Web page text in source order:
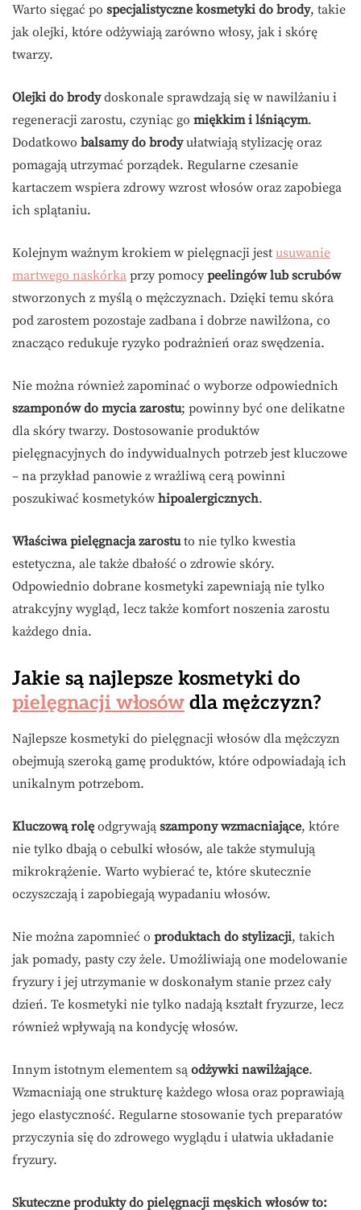
Warto sięgać po specjalistyczne kosmetyki do brody, takie
jak olejki, które odżywiają zarówno włosy, jak i skórę
twarzy.
Olejki do brodydoskonale sprawdzają się w nawilżaniu i
regeneracji zarostu, czyniąc go miękkim i lśniącym.
Dodatkowo balsamy do brodyułatwiają stylizację oraz
pomagają utrzymać porządek. Regularne czesanie
kartaczem wspiera zdrowy wzrost włosów oraz zapobiega
ich splątaniu.
Kolejnym ważnym krokiem w pielęgnacji jest usuwanie
martwego naskórka przy pomocy peelingów lub scrubów
stworzonych z myślą o mężczyznach. Dzięki temu skóra
pod zarostem pozostaje zadbana i dobrze nawilżona, co
znacząco redukuje ryzyko podrażnień oraz swędzenia.
Nie można również zapominać o wyborze odpowiednich
szamponów do mycia zarostu; powinny być one delikatne
dla skóry twarzy. Dostosowanie produktów
pielęgnacyjnych do indywidualnych potrzeb jest kluczowe
– na przykład panowie z wrażliwą cerą powinni
poszukiwać kosmetyków hipoalergicznych.
Właściwa pielęgnacja zarostuto nie tylko kwestia
estetyczna, ale także dbałość o zdrowie skóry.
Odpowiednio dobrane kosmetyki zapewniają nie tylko
atrakcyjny wygląd, lecz także komfort noszenia zarostu
każdego dnia.
Jakie są najlepsze kosmetyki do
pielęgnacji włosów dla mężczyzn?
Najlepsze kosmetyki do pielęgnacji włosów dla mężczyzn
obejmują szeroką gamę produktów, które odpowiadają ich
unikalnym potrzebom.
Kluczową rolę odgrywają szampony wzmacniające, które
nie tylko dbają o cebulki włosów, ale także stymulują
mikrokrążenie. Warto wybierać te, które skutecznie
oczyszczają i zapobiegają wypadaniu włosów.
Nie można zapomnieć o produktach do stylizacji, takich
jak pomady, pasty czy żele. Umożliwiają one modelowanie
fryzury i jej utrzymanie w doskonałym stanie przez cały
dzień. Te kosmetyki nie tylko nadają kształt fryzurze, lecz
również wpływają na kondycję włosów.
Innym istotnym elementem są odżywki nawilżające.
Wzmacniają one strukturę każdego włosa oraz poprawiają
jego elastyczność. Regularne stosowanie tych preparatów
przyczynia się do zdrowego wyglądu i ułatwia układanie
fryzury.
Skuteczne produkty do pielęgnacji męskich włosów to: